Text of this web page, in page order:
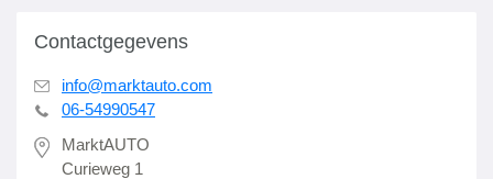
Contactgegevens
info@marktauto.com
06-54990547
MarktAUTO
Curieweg 1